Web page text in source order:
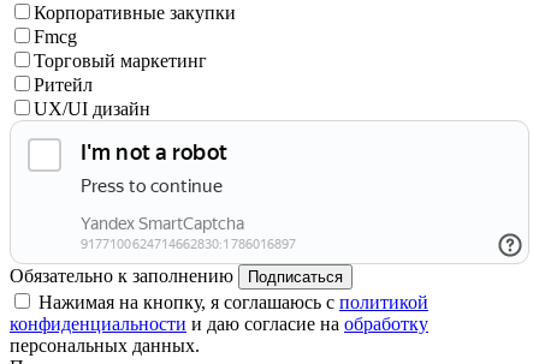
Корпоративные закупки
Fmcg
Торговый маркетинг
Ритейл
UX/UI дизайн
Обязательно к заполнению Подписаться
Нажимая на кнопку, я соглашаюсь с политикой
конфиденциальности и даю согласие на обработку
персональных данных.